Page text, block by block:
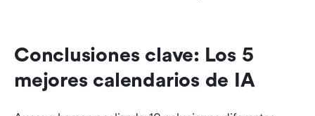
Conclusiones clave: Los 5
mejores calendarios de IA